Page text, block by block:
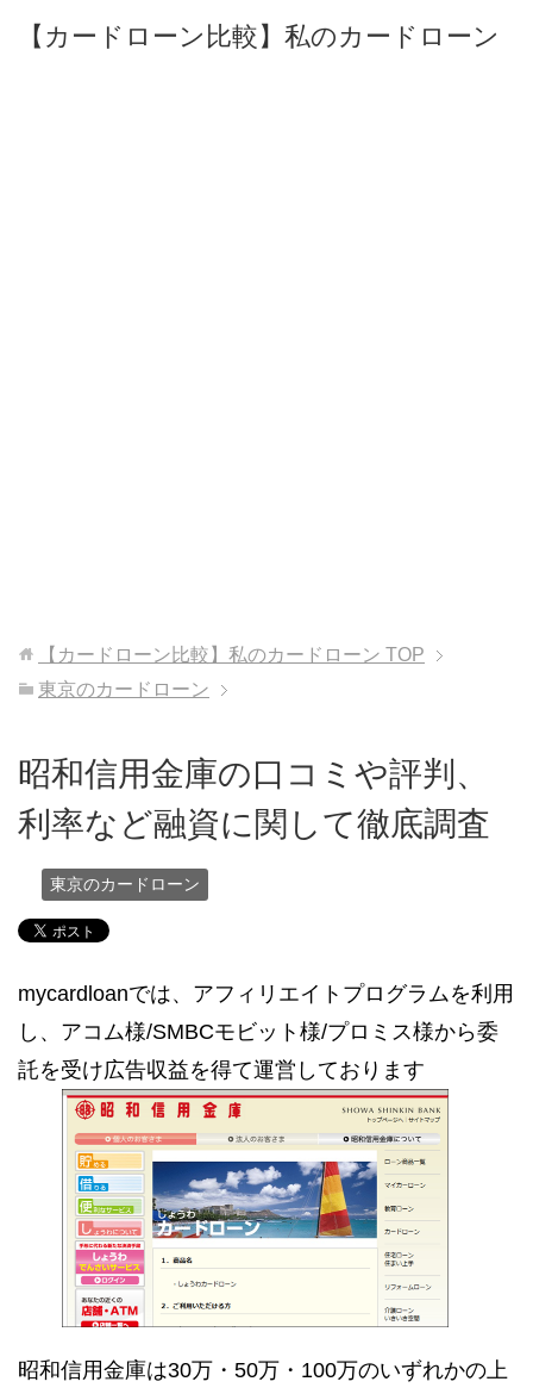
【カードローン比較】私のカードローン
【カードローン比較】私のカードローン TOP
東京のカードローン
昭和信用金庫の口コミや評判、
利率など融資に関して徹底調査
東京のカードローン
mycardloanでは、アフィリエイトプログラムを利用
し、アコム様/SMBCモビット様/プロミス様から委
託を受け広告収益を得て運営しております
昭和信用金庫は30万・50万・100万のいずれかの上